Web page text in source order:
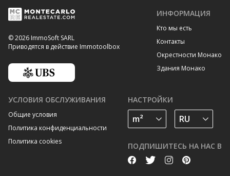
© 2026 ImmoSoft SARL
Приводятся в действие Immotoolbox
ИНФОРМАЦИЯ
Кто мы есть
Контакты
Окрестности Монако
Здания Монако
УСЛОВИЯ ОБСЛУЖИВАНИЯ
Общие условия
Политика конфиденциальности
Политика cookies
НАСТРОЙКИ
ПОДПИШИТЕСЬ НА НАС В